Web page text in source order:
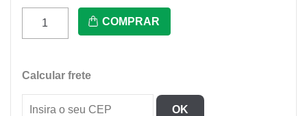
Plotada
quantidade
COMPRAR
Calcular frete
OK